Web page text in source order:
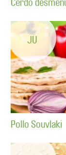
JU
Pollo Souvlaki